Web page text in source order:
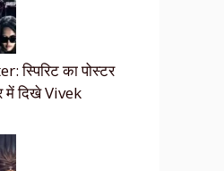
स्पिरिट का पोस्टर
में दिखे Vivek